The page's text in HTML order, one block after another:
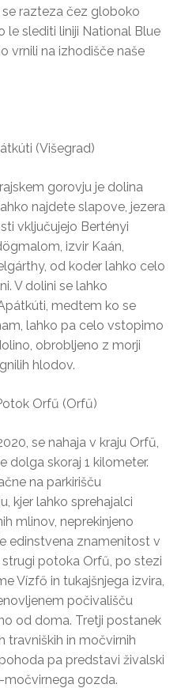
razteza čez globoko
slediti liniji National Blue
vrnili na izhodišče naše
(Višegrad)
gorovju je dolina
najdete slapove, jezera
vključujejo Bertényi
izvir Kaán,
od koder lahko celo
V dolini se lahko
medtem ko se
lahko pa celo vstopimo
obrobljeno z morji
hlodov.
Orfű (Orfű)
se nahaja v kraju Orfű,
dolga skoraj 1 kilometer.
na parkirišču
kjer lahko sprehajalci
mlinov, neprekinjeno
edinstvena znamenitost v
potoka Orfű, po stezi
Vízfő in tukajšnjega izvira,
počivališču
od doma. Tretji postanek
travniških in močvirnih
pa predstavi živalski
gozda.